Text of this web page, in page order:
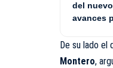
del
avances
De su lado el
Montero,